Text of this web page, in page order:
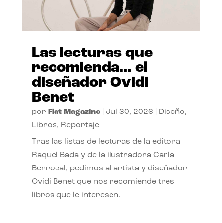
Las lecturas que
recomienda… el
diseñador Ovidi
Benet
por Flat Magazine| Jul 30, 2026 Diseño,
Libros, Reportaje
Tras las listas de lecturas de la editora
Raquel Bada y de la ilustradora Carla
Berrocal, pedimos al artista y diseñador
Ovidi Benet que nos recomiende tres
libros que le interesen.